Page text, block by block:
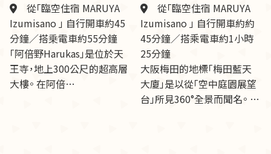
從「臨空住宿 MARUYA
Izumisano 」 自行開車約45
分鐘／搭乗電車約55分鐘
「阿倍野Harukas」是位於天
王寺，地上300公尺的超高層
大樓。 在阿倍…
從「臨空住宿 MARUYA
Izumisano 」 自行開車約約
45分鐘／搭乘電車約1小時
25分鐘
大阪梅田的地標「梅田藍天
大廈」是以從「空中庭園展望
台」所見360°全景而聞名。 …